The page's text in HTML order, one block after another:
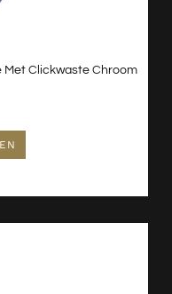
Met Clickwaste Chroom